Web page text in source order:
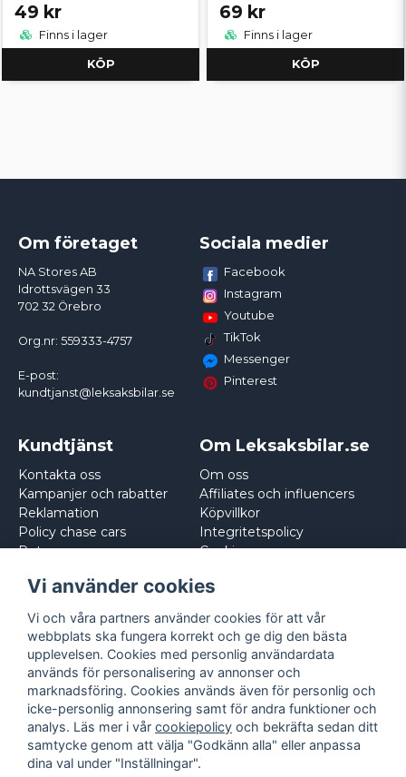
49 kr
Finns i lager
KÖP
69 kr
Finns i lager
KÖP
Om företaget
NA Stores AB
Idrottsvägen 33
702 32 Örebro
Org.nr: 559333-4757
E-post:
kundtjanst@leksaksbilar.se
Sociala medier
Facebook
Instagram
Youtube
TikTok
Messenger
Pinterest
Kundtjänst
Kontakta oss
Kampanjer och rabatter
Reklamation
Policy chase cars
Returnera
Om Leksaksbilar.se
Om oss
Affiliates och influencers
Köpvillkor
Integritetspolicy
Cookies
Vi använder cookies
Vi och våra partners använder cookies för att vår
webbplats ska fungera korrekt och ge dig den bästa
upplevelsen. Cookies med personlig användardata
används för personalisering av annonser och
marknadsföring. Cookies används även för personlig och
icke-personlig annonsering samt för andra funktioner och
analys. Läs mer i vår cookiepolicy och bekräfta sedan ditt
samtycke genom att välja "Godkänn alla" eller anpassa
dina val under "Inställningar".